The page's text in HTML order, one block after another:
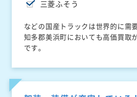
三菱ふそう
などの国産トラックは世界的に需
知多郡美浜町においても高価買取
です。